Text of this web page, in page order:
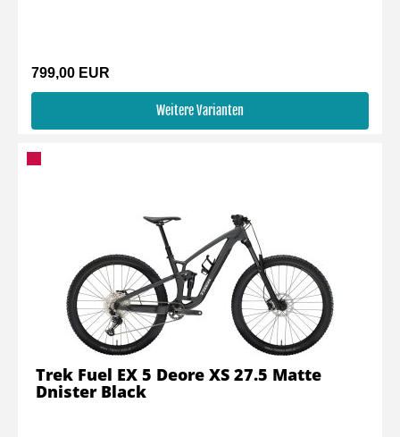
799,00 EUR
Weitere Varianten
Trek Fuel EX 5 Deore XS 27.5 Matte
Dnister Black